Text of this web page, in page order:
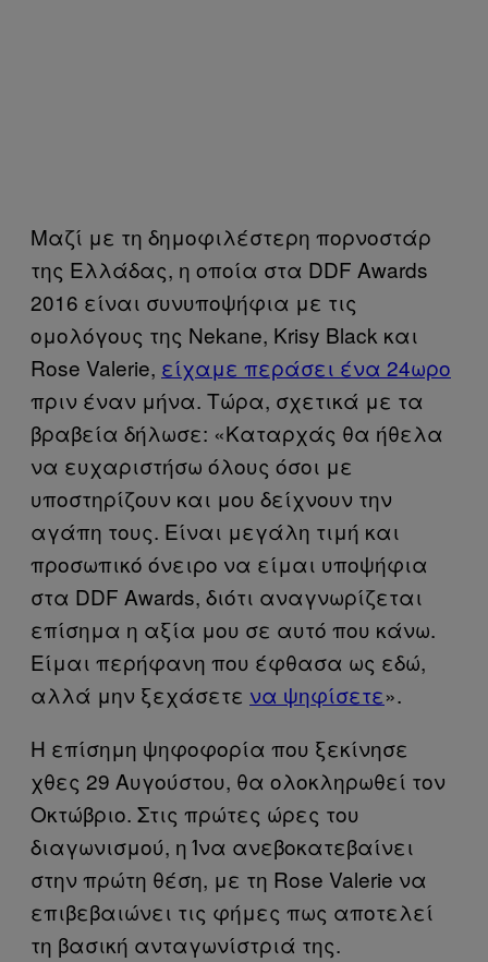
Μαζί με τη δημοφιλέστερη πορνοστάρ
της Ελλάδας, η οποία στα DDF Awards
2016 είναι συνυποψήφια με τις
ομολόγους της Νekane, Krisy Black και
Rose Valerie, είχαμε περάσει ένα 24ωρο
πριν έναν μήνα. Tώρα, σχετικά με τα
βραβεία δήλωσε: «Καταρχάς θα ήθελα
να ευχαριστήσω όλους όσοι με
υποστηρίζουν και μου δείχνουν την
αγάπη τους. Είναι μεγάλη τιμή και
προσωπικό όνειρο να είμαι υποψήφια
στα DDF Awards, διότι αναγνωρίζεται
επίσημα η αξία μου σε αυτό που κάνω.
Είμαι περήφανη που έφθασα ως εδώ,
αλλά μην ξεχάσετε να ψηφίσετε».
Η επίσημη ψηφοφορία που ξεκίνησε
χθες 29 Αυγούστου, θα ολοκληρωθεί τον
Οκτώβριο. Στις πρώτες ώρες του
διαγωνισμού, η Ίνα ανεβοκατεβαίνει
στην πρώτη θέση, με τη Rose Valerie να
επιβεβαιώνει τις φήμες πως αποτελεί
τη βασική ανταγωνίστριά της.